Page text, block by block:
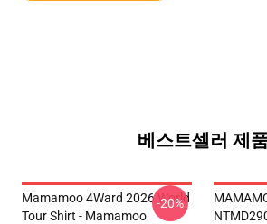
베스트셀러 제
Mamamoo 4Ward 2026 World
Tour Shirt - Mamamoo
-20%